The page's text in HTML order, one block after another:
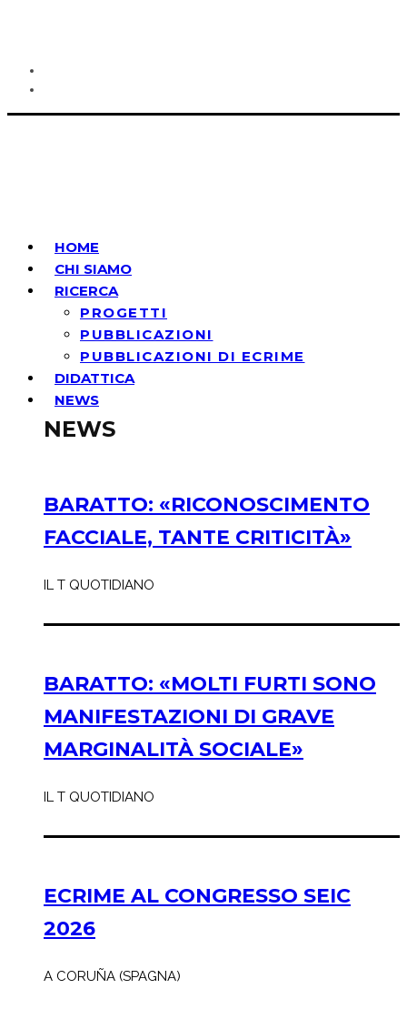
HOME
CHI SIAMO
RICERCA
PROGETTI
PUBBLICAZIONI
PUBBLICAZIONI DI ECRIME
DIDATTICA
NEWS
NEWS
BARATTO: «RICONOSCIMENTO
FACCIALE, TANTE CRITICITÀ»
IL T QUOTIDIANO
BARATTO: «MOLTI FURTI SONO
MANIFESTAZIONI DI GRAVE
MARGINALITÀ SOCIALE»
IL T QUOTIDIANO
ECRIME AL CONGRESSO SEIC
2026
A CORUÑA (SPAGNA)